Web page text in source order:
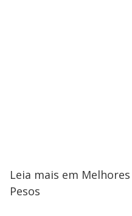
Leia mais em
Pesos